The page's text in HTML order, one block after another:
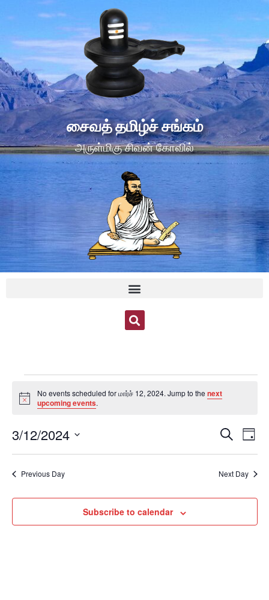
சைவத் தமிழ்ச் சங்கம்
அருள்மிகு சிவன் கோவில்
Notice
No events scheduled for மார்ச் 12, 2024. Jump to thenext
upcoming events.
and
Search
Day
3/12/2024
date.
Previous Day Next Day
Subscribe to calendar